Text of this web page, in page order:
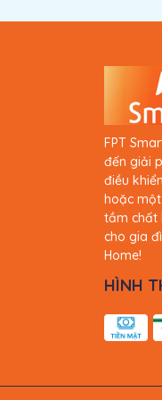
sinh
đình
Sản
nối và
FPT
đến giải
điều
hoặc
tầm chất
cho gia
Home!
HÌNH